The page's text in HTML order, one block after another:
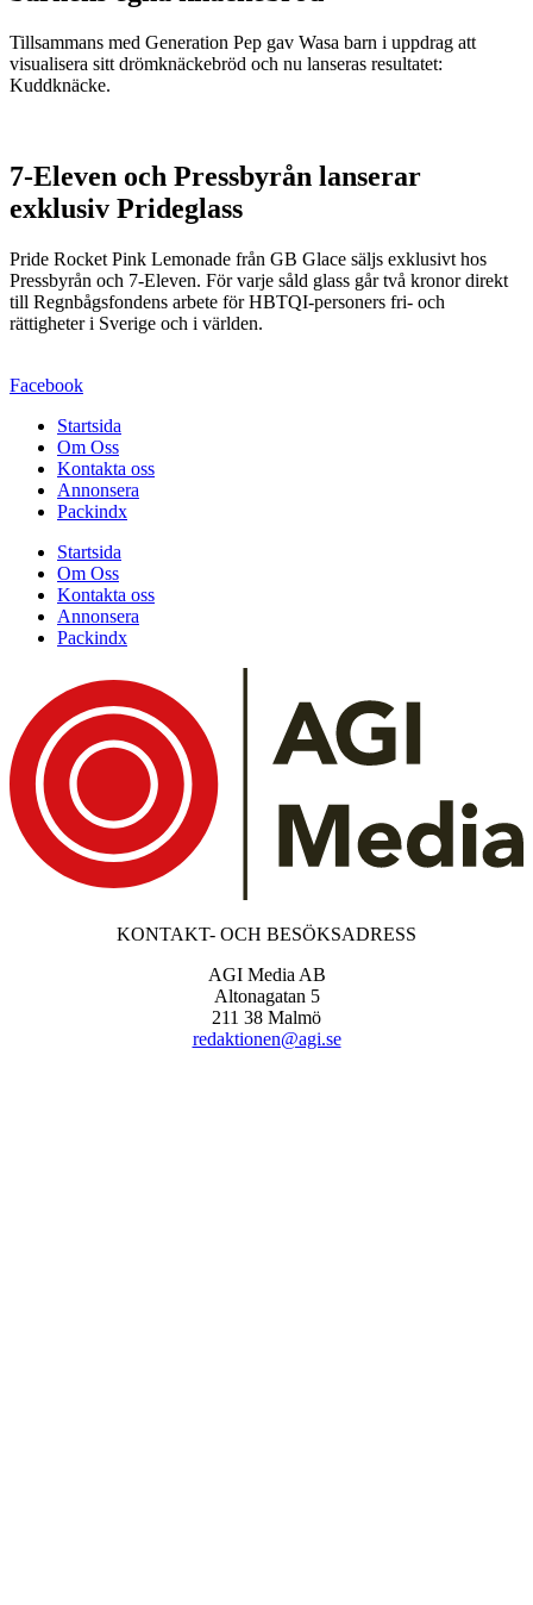
Tillsammans med Generation Pep gav Wasa barn i uppdrag att
visualisera sitt drömknäckebröd och nu lanseras resultatet:
Kuddknäcke.
7-Eleven och Pressbyrån lanserar
exklusiv Prideglass
Pride Rocket Pink Lemonade från GB Glace säljs exklusivt hos
Pressbyrån och 7-Eleven. För varje såld glass går två kronor direkt
till Regnbågsfondens arbete för HBTQI-personers fri- och
rättigheter i Sverige och i världen.
Facebook
Startsida
Om Oss
Kontakta oss
Annonsera
Packindx
Startsida
Om Oss
Kontakta oss
Annonsera
Packindx
KONTAKT- OCH BESÖKSADRESS
AGI Media AB
Altonagatan 5
211 38 Malmö
redaktionen@agi.se